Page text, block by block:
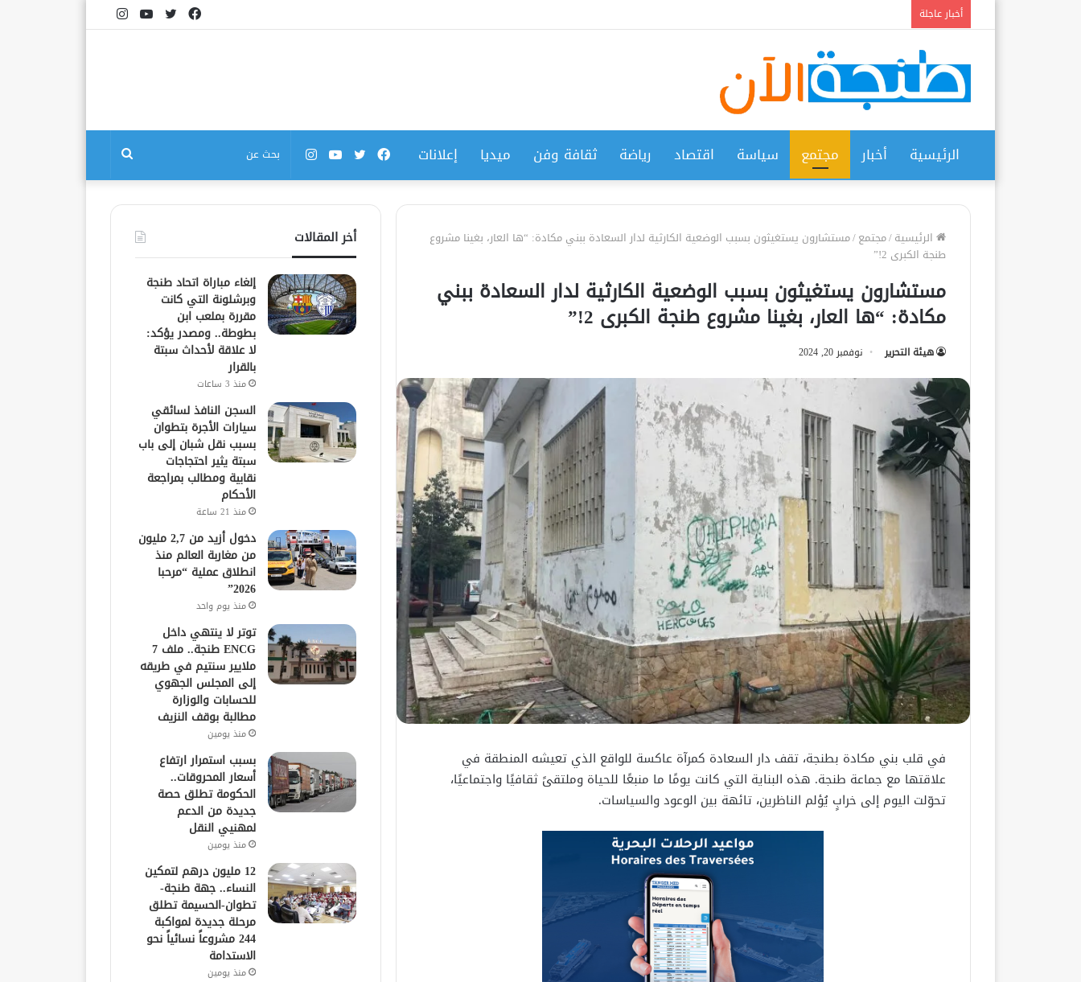
أخبار عاجلة انستقراميوتيوبتويتر
فيسبوك
الرئيسية أخبار مجتمع سياسة اقتصاد رياضة ثقافة وفن ميديا إعلانات بحث
عن
انستقراميوتيوبتويتر
فيسبوك
الرئيسية/مجتمع/مستشارون يستغيثون بسبب الوضعية الكارثية لدار السعادة ببني مكادة: “ها العار، بغينا مشروع
طنجة الكبرى 2!”
مستشارون يستغيثون بسبب الوضعية الكارثية لدار السعادة ببني
مكادة: “ها العار، بغينا مشروع طنجة الكبرى 2!”
هيئة التحرير نوفمبر 20, 2024
في قلب بني مكادة بطنجة، تقف دار السعادة كمرآة عاكسة للواقع الذي تعيشه المنطقة في
علاقتها مع جماعة طنجة. هذه البناية التي كانت يومًا ما منبعًا للحياة وملتقىً ثقافيًا واجتماعيًا،
تحوّلت اليوم إلى خرابٍ يُؤلم الناظرين، تائهة بين الوعود والسياسات.
أخر المقالات
إلغاء مباراة اتحاد طنجة
وبرشلونة التي كانت
مقررة بملعب ابن
بطوطة.. ومصدر يؤكد:
لا علاقة لأحداث سبتة
بالقرار
منذ 3 ساعات
السجن النافذ لسائقي
سيارات الأجرة بتطوان
بسبب نقل شبان إلى باب
سبتة يثير احتجاجات
نقابية ومطالب بمراجعة
الأحكام
منذ 21 ساعة
دخول أزيد من 2,7 مليون
من مغاربة العالم منذ
انطلاق عملية “مرحبا
2026”
منذ يوم واحد
توتر لا ينتهي داخل
ENCG طنجة.. ملف 7
ملايير سنتيم في طريقه
إلى المجلس الجهوي
للحسابات والوزارة
مطالبة بوقف النزيف
منذ يومين
بسبب استمرار ارتفاع
أسعار المحروقات..
الحكومة تطلق حصة
جديدة من الدعم
لمهنيي النقل
منذ يومين
12 مليون درهم لتمكين
النساء.. جهة طنجة-
تطوان-الحسيمة تطلق
مرحلة جديدة لمواكبة
244 مشروعاً نسائياً نحو
الاستدامة
منذ يومين